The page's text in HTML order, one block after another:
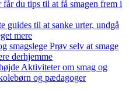
får du tips til at få smagen frem i
guides til at sanke urter, undgå
mere
smagslege Prøv selv at smage
derhjemme
Aktiviteter om smag og
og pædagoger